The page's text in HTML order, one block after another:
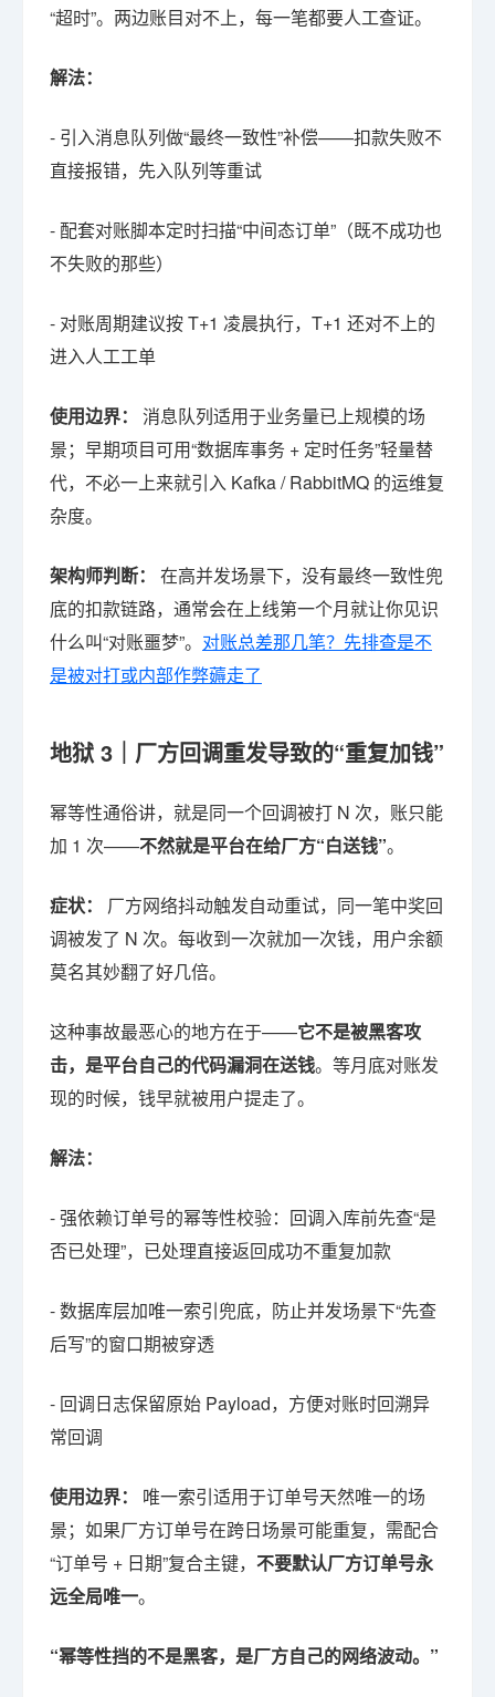
“超时”。两边账目对不上，每一笔都要人工查证。
解法：
- 引入消息队列做“最终一致性”补偿——扣款失败不
直接报错，先入队列等重试
- 配套对账脚本定时扫描“中间态订单”（既不成功也
不失败的那些）
- 对账周期建议按 T+1 凌晨执行，T+1 还对不上的
进入人工工单
使用边界：
消息队列适用于业务量已上规模的场
景；早期项目可用“数据库事务 + 定时任务”轻量替
代，不必一上来就引入 Kafka / RabbitMQ 的运维复
杂度。
架构师判断：
在高并发场景下，没有最终一致性兜
底的扣款链路，通常会在上线第一个月就让你见识
什么叫“对账噩梦”。 对账总差那几笔？先排查是不
是被对打或内部作弊薅走了
地狱 3｜厂方回调重发导致的“重复加钱”
幂等性通俗讲，就是同一个回调被打 N 次，账只能
加 1 次——不然就是平台在给厂方“白送钱”。
症状：
厂方网络抖动触发自动重试，同一笔中奖回
调被发了 N 次。每收到一次就加一次钱，用户余额
莫名其妙翻了好几倍。
这种事故最恶心的地方在于——它不是被黑客攻
击，是平台自己的代码漏洞在送钱。等月底对账发
现的时候，钱早就被用户提走了。
解法：
- 强依赖订单号的幂等性校验：回调入库前先查“是
否已处理”，已处理直接返回成功不重复加款
- 数据库层加唯一索引兜底，防止并发场景下“先查
后写”的窗口期被穿透
- 回调日志保留原始 Payload，方便对账时回溯异
常回调
使用边界：
唯一索引适用于订单号天然唯一的场
景；如果厂方订单号在跨日场景可能重复，需配合
“订单号 + 日期”复合主键， 不要默认厂方订单号永
远全局唯一。
“幂等性挡的不是黑客，是厂方自己的网络波动。”